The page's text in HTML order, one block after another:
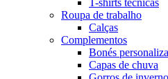
T-shirts técnicas
Roupa de trabalho
Calças
Complementos
Bonés
Capas de chuva